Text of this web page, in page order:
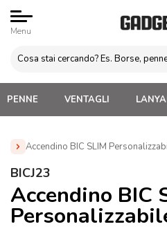
Menu
PENNE VENTAGLI
Accendino BIC SLIM
Home »
BICJ23
Accendino BIC